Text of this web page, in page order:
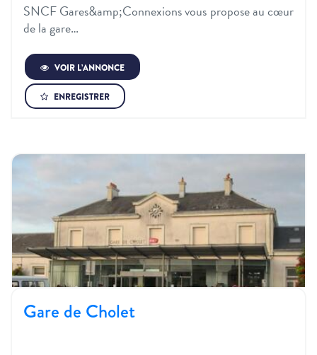
SNCF Gares&amp;Connexions vous propose au cœur
de la gare…
VOIR L’ANNONCE
ENREGISTRER
Gare de Cholet